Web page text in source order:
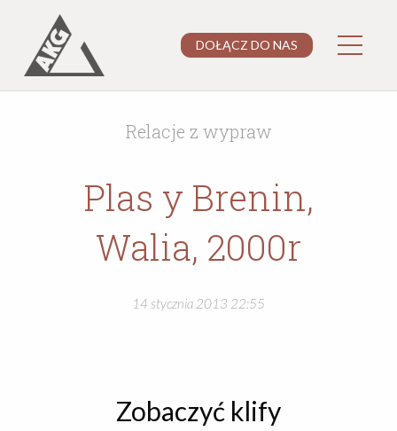
DOŁĄCZ DO NAS
Relacje z wypraw
Plas y Brenin,
Walia, 2000r
14 stycznia 2013 22:55
Zobaczyć klify